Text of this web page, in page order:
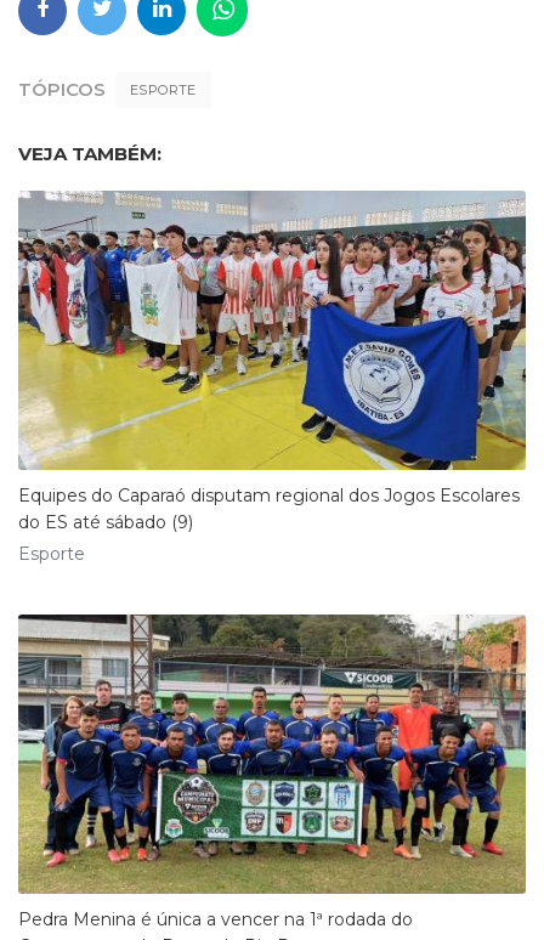
TÓPICOS ESPORTE
VEJA TAMBÉM:
Equipes do Caparaó disputam regional dos Jogos Escolares
do ES até sábado (9)
Esporte
Pedra Menina é única a vencer na 1ª rodada do